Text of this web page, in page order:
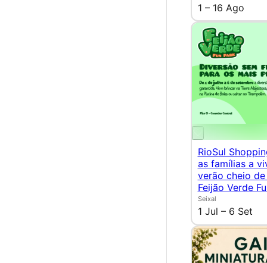
1 – 16 Ago
RioSul
as famílias a
verão cheio
Feijão Verde
Seixal
1 Jul – 6 Set